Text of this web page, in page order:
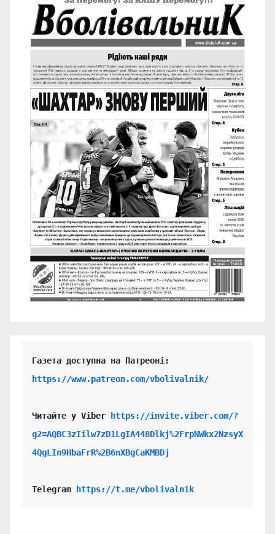
https://www.patreon.com/vbolivalnik/
Читайте у Viber
https://invite.viber.com/?
g2=AQBC3zIilw7zD1LgIA448Dlkj%2FrpNWkx2NzsyX
4QgLIn9HbaFrR%2B6nXBgCaKMBDj
Telegram https://t.me/vbolivalnik